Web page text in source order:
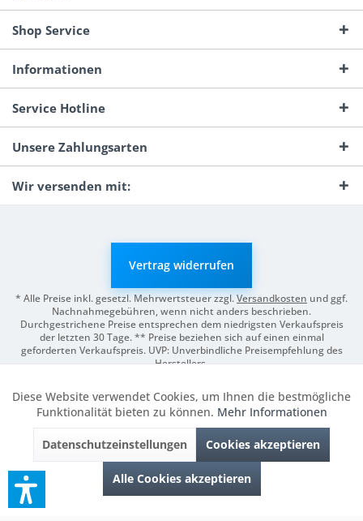
Shop Service
Informationen
Service Hotline
Unsere Zahlungsarten
Wir versenden mit:
Vertrag widerrufen
* Alle Preise inkl. gesetzl. Mehrwertsteuer zzgl.Versandkosten und ggf.
Nachnahmegebühren, wenn nicht anders beschrieben.
Durchgestrichene Preise entsprechen dem niedrigsten Verkaufspreis
der letzten 30 Tage. ** Preise beziehen sich auf einen einmal
geforderten Verkaufspreis. UVP: Unverbindliche Preisempfehlung des
Herstellers.
Funktionale Aktiv
Marketing Inaktiv
Tracking Inaktiv
Diese Website verwendet Cookies, um Ihnen die bestmögliche
Funktionalität bieten zu können. Mehr Informationen
Datenschutzeinstellungen Cookies akzeptieren
Alle Cookies akzeptieren